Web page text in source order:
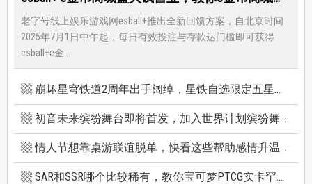
老字号线上娱乐游戏网esball+推出全新回馈方案，自北京时间
2025年7月1日中午起，每日有效投注与存款达门槛即可获得
esball+e金...
崩坏星穹铁道2周年出手阔绰，星铁自选限定五星竟有超保值人权角，新卡池机制一篇看懂
初音未来缤纷舞台即将首发，加入世界计划缤纷舞台前你必须知道的八件事
情人节想靠桌游联谊脱单，快看这些帮助感情升温的桌游技巧
SAR和SSR哪个比较稀有，教你宝可梦PTCG实卡罕贵度怎么看